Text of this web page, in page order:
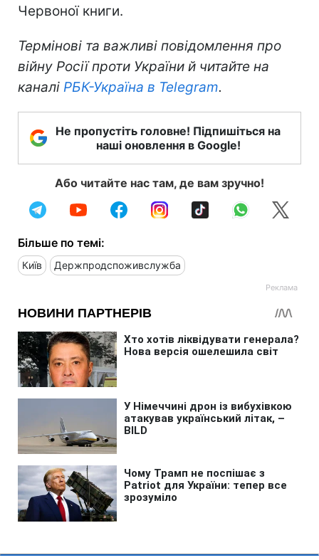
Червоної книги.
Термінові та важливі повідомлення про
війну Росії проти України й читайте на
каналі РБК-Україна в Telegram.
Не пропустіть головне! Підпишіться на
наші оновлення в Google!
Або читайте нас там, де вам зручно!
Більше по темі:
Київ Держпродспоживслужба